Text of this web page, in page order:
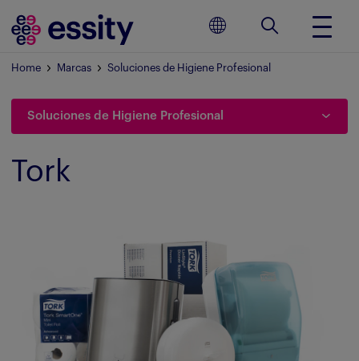
Home Marcas Soluciones de Higiene Profesional
Soluciones de Higiene Profesional
Tork